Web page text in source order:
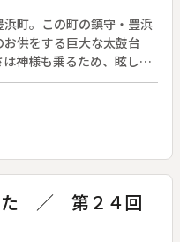
町。この町の鎮守・豊浜
供をする巨大な太鼓台
は神様も乗るため、眩しい
黄金で作られているよう
３の地区それぞれが持つ
になった。刺繍を担当す
あたためていたデザイン
の男たちが重さ２トンを
番組では「八幡神社宮参
どの模様とともに、ちょ
介する。
た ／ 第２４回